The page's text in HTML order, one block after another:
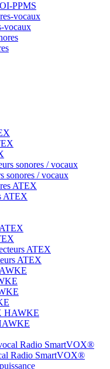
PPMS
vocaux
sonores / vocaux
ATEX
ATEX
Radio SmartVOX®